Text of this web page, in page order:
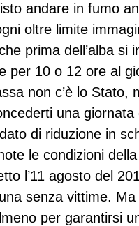
andare in fumo
oltre limite
prima dell’alba
per 10 o 12 ore al
non c’è lo Stato,
una
di riduzione in
le condizioni
l’11 agosto del
senza vittime.
per garantirsi